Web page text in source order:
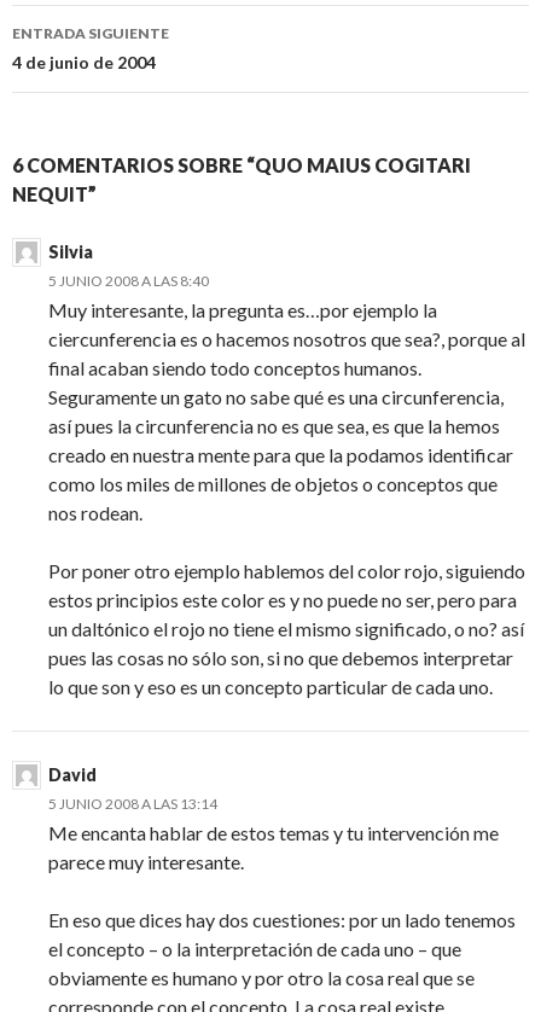
entradas
ENTRADA SIGUIENTE
4 de junio de 2004
6 COMENTARIOS SOBRE “QUO MAIUS COGITARI
NEQUIT”
Silvia
5 JUNIO 2008 A LAS 8:40
Muy interesante, la pregunta es…por ejemplo la
ciercunferencia es o hacemos nosotros que sea?, porque al
final acaban siendo todo conceptos humanos.
Seguramente un gato no sabe qué es una circunferencia,
así pues la circunferencia no es que sea, es que la hemos
creado en nuestra mente para que la podamos identificar
como los miles de millones de objetos o conceptos que
nos rodean.
Por poner otro ejemplo hablemos del color rojo, siguiendo
estos principios este color es y no puede no ser, pero para
un daltónico el rojo no tiene el mismo significado, o no? así
pues las cosas no sólo son, si no que debemos interpretar
lo que son y eso es un concepto particular de cada uno.
David
5 JUNIO 2008 A LAS 13:14
Me encanta hablar de estos temas y tu intervención me
parece muy interesante.
En eso que dices hay dos cuestiones: por un lado tenemos
el concepto – o la interpretación de cada uno – que
obviamente es humano y por otro la cosa real que se
corresponde con el concepto. La cosa real existe